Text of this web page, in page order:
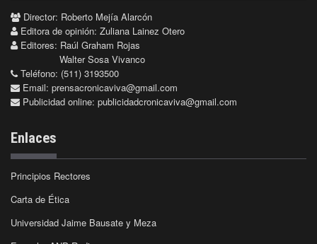
Director: Roberto Mejía Alarcón
Editora de opinión: Zuliana Lainez Otero
Editores: Raúl Graham Rojas
Walter Sosa Vivanco
Teléfono: (511) 3193500
Email: prensacronicaviva@gmail.com
Publicidad online: publicidadcronicaviva@gmail.com
Enlaces
Principios Rectores
Carta de Ética
Universidad Jaime Bausate y Meza